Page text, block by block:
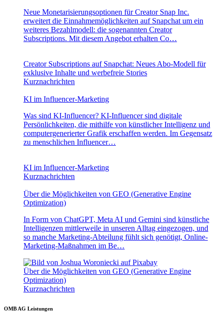
Neue Monetarisierungsoptionen für Creator Snap Inc.
erweitert die Einnahmemöglichkeiten auf Snapchat um ein
weiteres Bezahlmodell: die sogenannten Creator
Subscriptions. Mit diesem Angebot erhalten Co…
Creator Subscriptions auf Snapchat: Neues Abo-Modell für
exklusive Inhalte und werbefreie Stories
Kurznachrichten
KI im Influencer-Marketing
Was sind KI-Influencer? KI-Influencer sind digitale
Persönlichkeiten, die mithilfe von künstlicher Intelligenz und
computergenerierter Grafik erschaffen werden. Im Gegensatz
zu menschlichen Influencer…
KI im Influencer-Marketing
Kurznachrichten
Über die Möglichkeiten von GEO (Generative Engine
Optimization)
In Form von ChatGPT, Meta AI und Gemini sind künstliche
Intelligenzen mittlerweile in unseren Alltag eingezogen, und
so manche Marketing-Abteilung fühlt sich genötigt, Online-
Marketing-Maßnahmen im Be…
Über die Möglichkeiten von GEO (Generative Engine
Optimization)
Kurznachrichten
OMB AG Leistungen